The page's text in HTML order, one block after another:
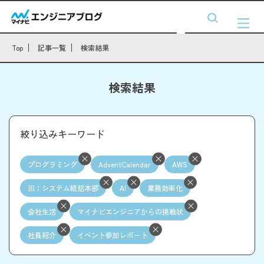
Top 記事一覧 検索結果
検索結果
絞り込みキーワード
プログラミング AdventCalendar AWS
旧：システム統括本部 AI 業務効率化
会社生活 マイナビエンジニアからの挑戦状
社員紹介 イベント参加レポート